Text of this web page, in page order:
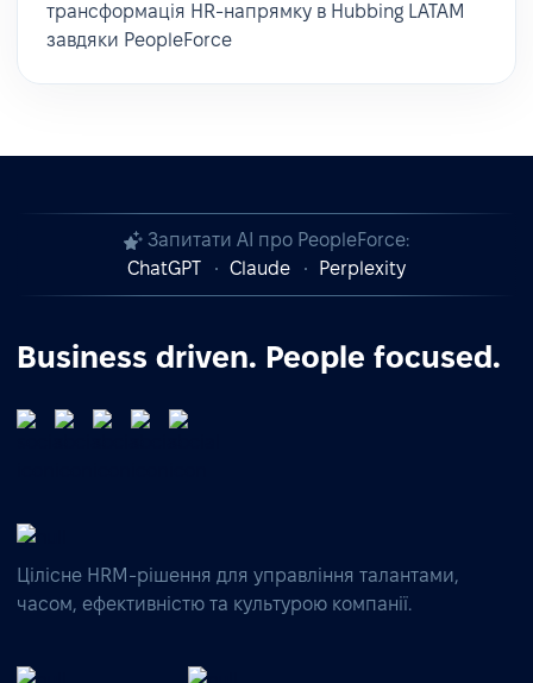
трансформація HR-напрямку в Hubbing LATAM
завдяки PeopleForce
Запитати AI про PeopleForce:
ChatGPT
Claude Perplexity
Business driven. People focused.
Цілісне HRM-рішення для управління талантами,
часом, ефективністю та культурою компанії.